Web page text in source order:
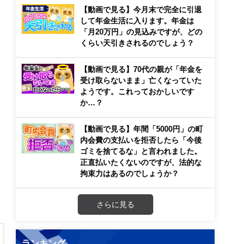
【動画で見る】今月末で完全に引退
して年金生活に入ります。年金は
「月20万円」の見込みですが、どの
くらい天引きされるのでしょう？
【動画で見る】70代の親が「年金を
受け取らないまま」亡くなっていた
ようです。これっておかしいです
か…？
【動画で見る】年間「5000円」の町
内会費の支払いを拒否したら「今後
ゴミを捨てるな」と言われました。
正直払いたくないのですが、法的な
拘束力はあるのでしょうか？
さらに見る